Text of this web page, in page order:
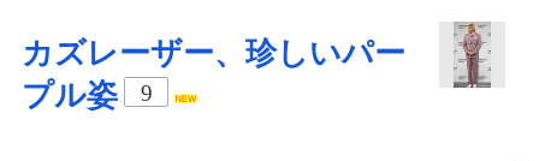
カズレーザー、珍しいパー
プル姿
9